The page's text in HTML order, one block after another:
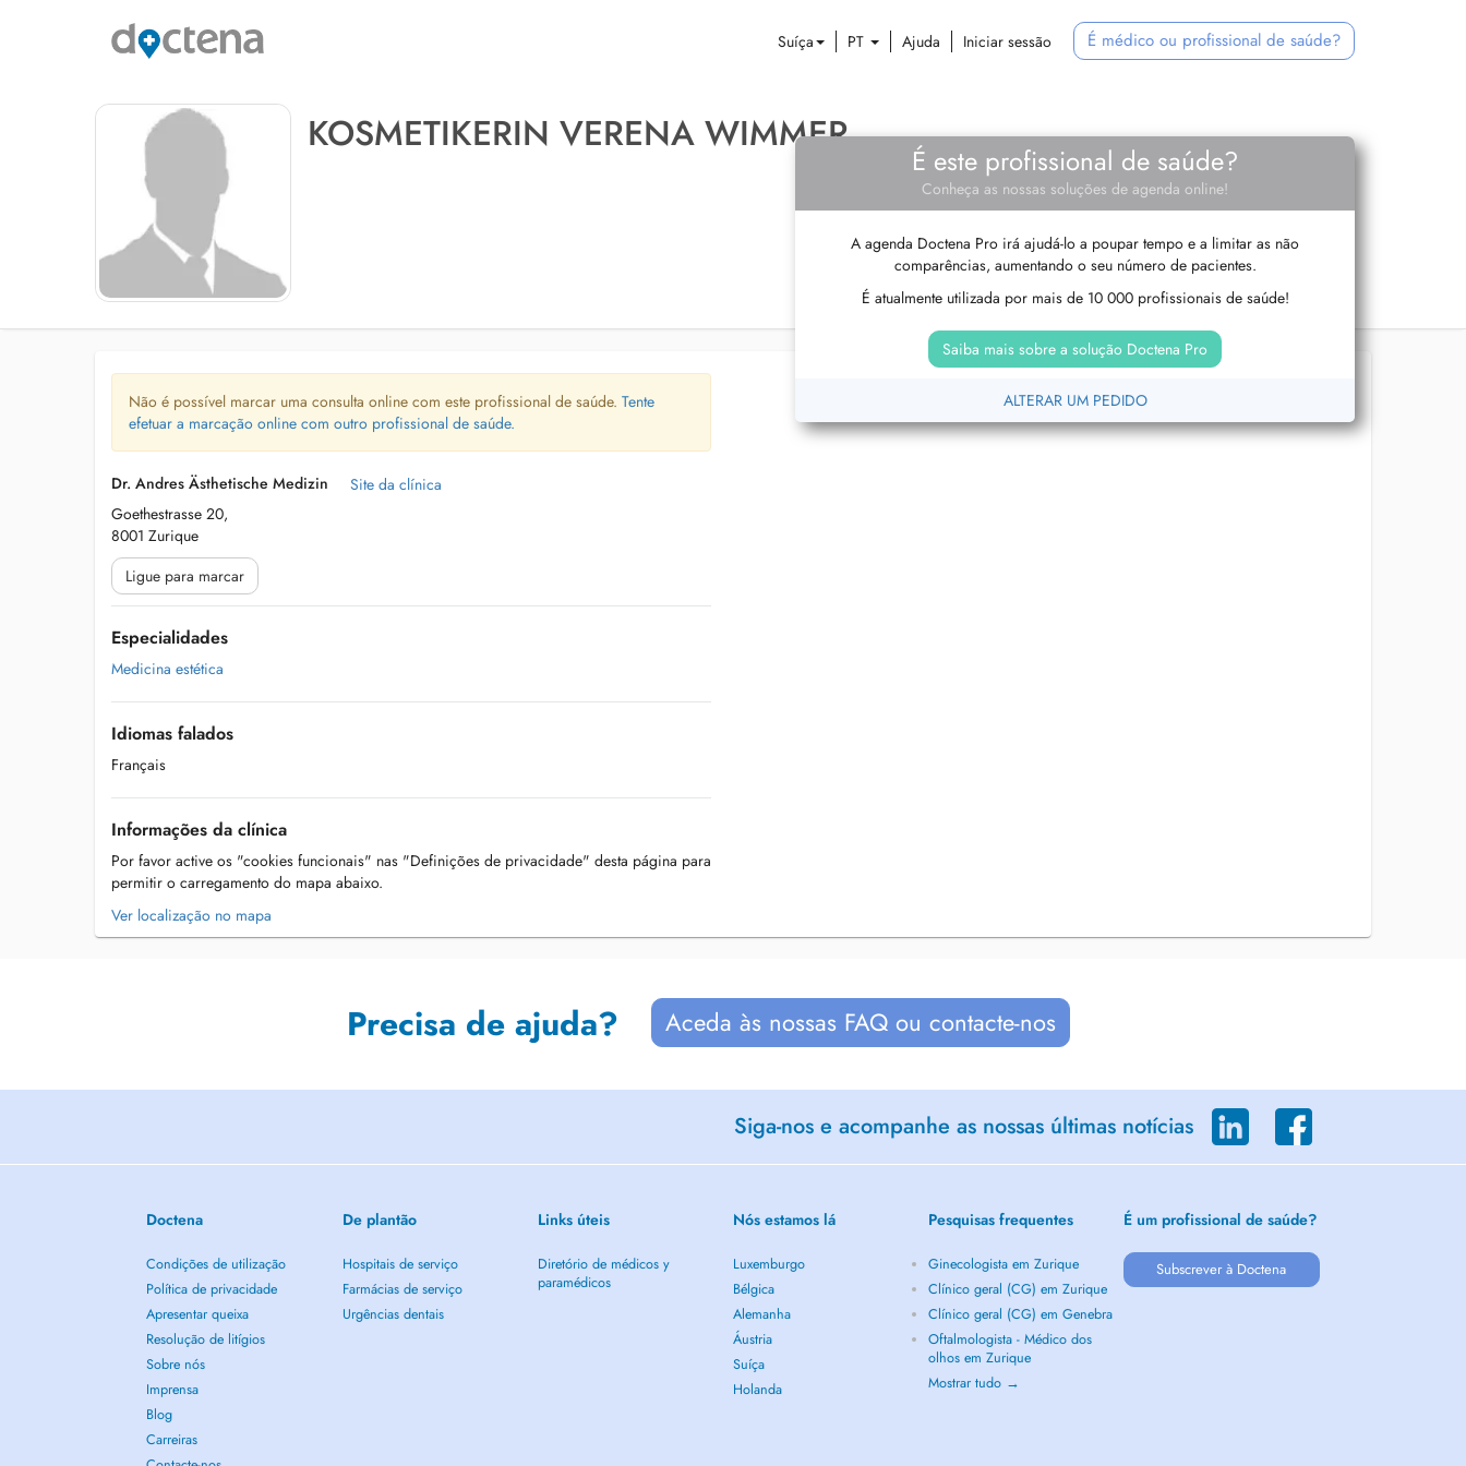
Suíça PT Ajuda Iniciar sessão É médico ou profissional de saúde?
KOSMETIKERIN VERENA WIMMER
É este profissional de saúde?
Conheça as nossas soluções de agenda online!
A agenda Doctena Pro irá ajudá-lo a poupar tempo e a limitar as não
comparências, aumentando o seu número de pacientes.
É atualmente utilizada por mais de 10 000 profissionais de saúde!
Saiba mais sobre a solução Doctena Pro
ALTERAR UM PEDIDO
Não é possível marcar uma consulta online com este profissional de saúde. Tente
efetuar a marcação online com outro profissional de saúde.
Dr. Andres Ästhetische Medizin
Goethestrasse 20,
8001 Zurique
Site da clínica
Ligue para marcar
Especialidades
Medicina estética
Idiomas falados
Français
Informações da clínica
Por favor active os "cookies funcionais" nas "Definições de privacidade" desta página para
permitir o carregamento do mapa abaixo.
Ver localização no mapa
Precisa de ajuda? Aceda às nossas FAQ ou contacte-nos
Siga-nos e acompanhe as nossas últimas notícias
Doctena
Condições de utilização
Política de privacidade
Apresentar queixa
Resolução de litígios
Sobre nós
Imprensa
Blog
Carreiras
De plantão
Hospitais de serviço
Farmácias de serviço
Urgências dentais
Links úteis
Diretório de médicos y
paramédicos
Nós estamos lá
Luxemburgo
Bélgica
Alemanha
Áustria
Suíça
Holanda
Pesquisas frequentes
Ginecologista em Zurique
Clínico geral (CG) em Zurique
Clínico geral (CG) em Genebra
Oftalmologista - Médico dos
olhos em Zurique
Mostrar tudo →
É um profissional de saúde?
Subscrever à Doctena